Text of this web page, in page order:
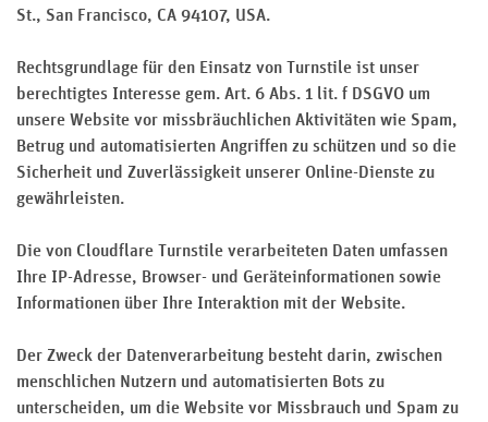
St., San Francisco, CA 94107, USA.
Rechtsgrundlage für den Einsatz von Turnstile ist unser
berechtigtes Interesse gem. Art. 6 Abs. 1 lit. f DSGVO um
unsere Website vor missbräuchlichen Aktivitäten wie Spam,
Betrug und automatisierten Angriffen zu schützen und so die
Sicherheit und Zuverlässigkeit unserer Online-Dienste zu
gewährleisten.
Die von Cloudflare Turnstile verarbeiteten Daten umfassen
Ihre IP-Adresse, Browser- und Geräteinformationen sowie
Informationen über Ihre Interaktion mit der Website.
Der Zweck der Datenverarbeitung besteht darin, zwischen
menschlichen Nutzern und automatisierten Bots zu
unterscheiden, um die Website vor Missbrauch und Spam zu